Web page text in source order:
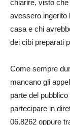
chiarire, visto
avessero ingerito
casa e chi
dei cibi preparati
Come sempre
mancano gli
parte del
partecipare in
06.8262 oppure